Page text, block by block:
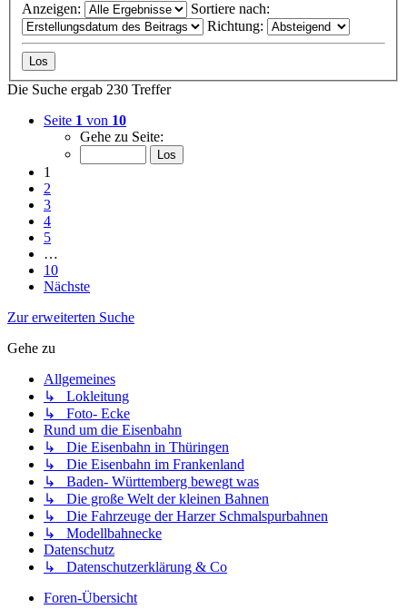
Anzeigen:
Sortiere nach:
Richtung:
Die Suche ergab 230 Treffer
Seite 1 von 10
Gehe zu Seite:
1
2
3
4
5
…
10
Nächste
Zur erweiterten Suche
Gehe zu
Allgemeines
↳ Lokleitung
↳ Foto- Ecke
Rund um die Eisenbahn
↳ Die Eisenbahn in Thüringen
↳ Die Eisenbahn im Frankenland
↳ Baden- Württemberg bewegt was
↳ Die große Welt der kleinen Bahnen
↳ Die Fahrzeuge der Harzer Schmalspurbahnen
↳ Modellbahnecke
Datenschutz
↳ Datenschutzerklärung & Co
Foren-Übersicht